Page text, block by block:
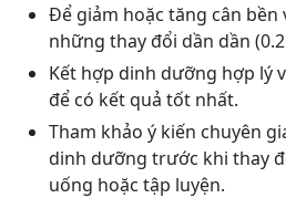
Để giảm hoặc tăng cân
những thay đổi dần dần
Kết hợp dinh dưỡng hợp lý
để có kết quả tốt nhất.
Tham khảo ý kiến chuyên
dinh dưỡng trước khi thay
uống hoặc tập luyện.